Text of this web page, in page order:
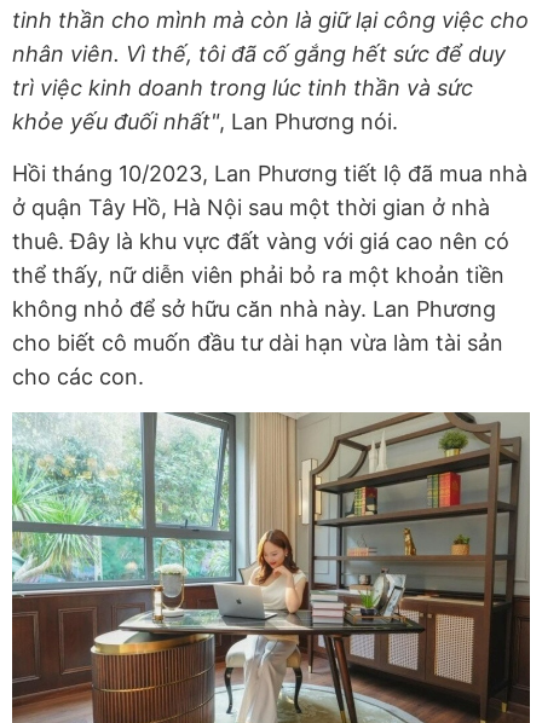
tinh thần cho mình mà còn là giữ lại công việc cho
nhân viên. Vì thế, tôi đã cố gắng hết sức để duy
trì việc kinh doanh trong lúc tinh thần và sức
khỏe yếu đuối nhất", Lan Phương nói.
Hồi tháng 10/2023, Lan Phương tiết lộ đã mua nhà
ở quận Tây Hồ, Hà Nội sau một thời gian ở nhà
thuê. Đây là khu vực đất vàng với giá cao nên có
thể thấy, nữ diễn viên phải bỏ ra một khoản tiền
không nhỏ để sở hữu căn nhà này. Lan Phương
cho biết cô muốn đầu tư dài hạn vừa làm tài sản
cho các con.